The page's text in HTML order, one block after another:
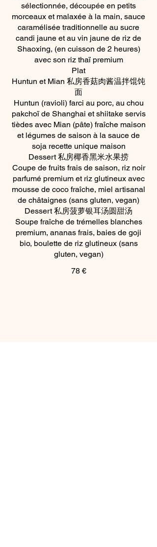
sélectionnée, découpée en petits
morceaux et malaxée à la main, sauce
caramélisée traditionnelle au sucre
candi jaune et au vin jaune de riz de
Shaoxing, (en cuisson de 2 heures)
avec son riz thaï premium
Plat
Huntun et Mian 私房香菇肉酱温拌馄饨
面
Huntun (ravioli) farci au porc, au chou
pakchoï de Shanghai et shiitake servis
tièdes avec Mian (pâte) fraîche maison
et légumes de saison à la sauce de
soja recette unique maison
Dessert 私房椰香黑米水果捞
Coupe de fruits frais de saison, riz noir
parfumé premium et riz glutineux avec
mousse de coco fraîche, miel artisanal
de châtaignes (sans gluten, vegan)
Dessert 私房菠萝银耳汤圆甜汤
Soupe fraîche de trémelles blanches
premium, ananas frais, baies de goji
bio, boulette de riz glutineux (sans
gluten, vegan)
78 €